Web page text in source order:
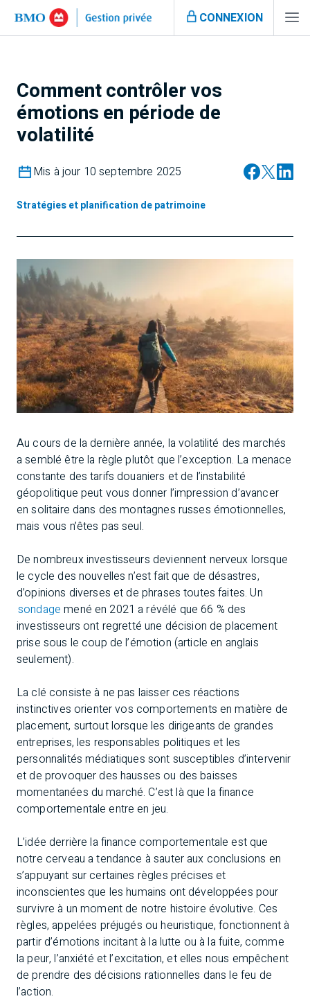
CONNEXION
Comment contrôler vos
émotions en période de
volatilité
Mis à jour 10 septembre 2025
Stratégies et planification de patrimoine
Au cours de la dernière année, la volatilité des marchés
a semblé être la règle plutôt que l’exception. La menace
constante des tarifs douaniers et de l’instabilité
géopolitique peut vous donner l’impression d’avancer
en solitaire dans des montagnes russes émotionnelles,
mais vous n’êtes pas seul.
De nombreux investisseurs deviennent nerveux lorsque
le cycle des nouvelles n’est fait que de désastres,
d’opinions diverses et de phrases toutes faites. Un
sondage mené en 2021 a révélé que 66 % des
investisseurs ont regretté une décision de placement
prise sous le coup de l’émotion (article en anglais
seulement).
La clé consiste à ne pas laisser ces réactions
instinctives orienter vos comportements en matière de
placement, surtout lorsque les dirigeants de grandes
entreprises, les responsables politiques et les
personnalités médiatiques sont susceptibles d’intervenir
et de provoquer des hausses ou des baisses
momentanées du marché. C’est là que la finance
comportementale entre en jeu.
L’idée derrière la finance comportementale est que
notre cerveau a tendance à sauter aux conclusions en
s’appuyant sur certaines règles précises et
inconscientes que les humains ont développées pour
survivre à un moment de notre histoire évolutive. Ces
règles, appelées préjugés ou heuristique, fonctionnent à
partir d’émotions incitant à la lutte ou à la fuite, comme
la peur, l’anxiété et l’excitation, et elles nous empêchent
de prendre des décisions rationnelles dans le feu de
l’action.